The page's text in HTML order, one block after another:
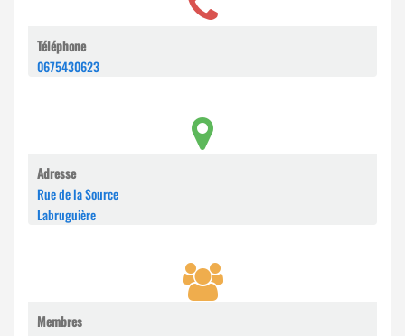
Téléphone
0675430623
Adresse
Rue de la Source
Labruguière
Membres